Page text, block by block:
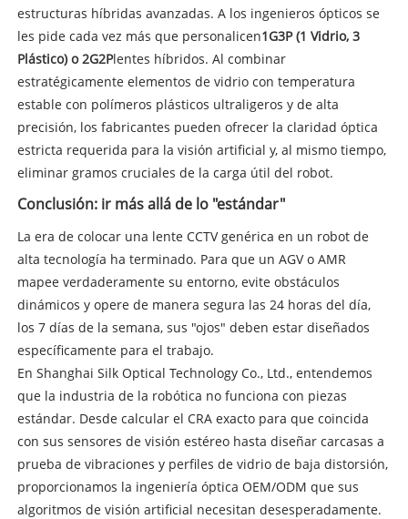
estructuras híbridas avanzadas. A los ingenieros ópticos se
les pide cada vez más que personalicen1G3P (1 Vidrio, 3
Plástico) o 2G2Plentes híbridos. Al combinar
estratégicamente elementos de vidrio con temperatura
estable con polímeros plásticos ultraligeros y de alta
precisión, los fabricantes pueden ofrecer la claridad óptica
estricta requerida para la visión artificial y, al mismo tiempo,
eliminar gramos cruciales de la carga útil del robot.
Conclusión: ir más allá de lo "estándar"
La era de colocar una lente CCTV genérica en un robot de
alta tecnología ha terminado. Para que un AGV o AMR
mapee verdaderamente su entorno, evite obstáculos
dinámicos y opere de manera segura las 24 horas del día,
los 7 días de la semana, sus "ojos" deben estar diseñados
específicamente para el trabajo.
En Shanghai Silk Optical Technology Co., Ltd., entendemos
que la industria de la robótica no funciona con piezas
estándar. Desde calcular el CRA exacto para que coincida
con sus sensores de visión estéreo hasta diseñar carcasas a
prueba de vibraciones y perfiles de vidrio de baja distorsión,
proporcionamos la ingeniería óptica OEM/ODM que sus
algoritmos de visión artificial necesitan desesperadamente.